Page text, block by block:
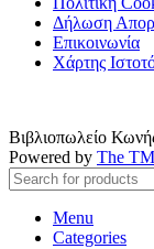
Δήλωση
Επικοινωνία
Χάρτης
Βιβλιοπωλείο
Powered by The
Menu
Categories